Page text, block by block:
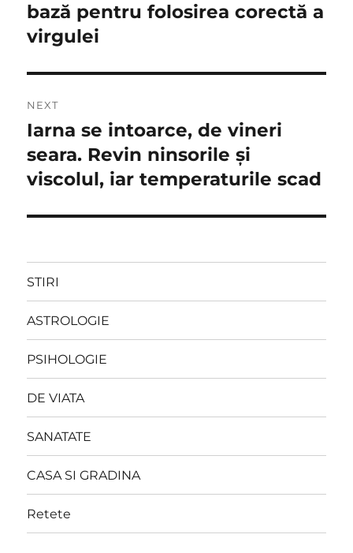
bază pentru folosirea corectă a
virgulei
NEXT
Next
post:
Iarna se intoarce, de vineri
seara. Revin ninsorile şi
viscolul, iar temperaturile scad
STIRI
ASTROLOGIE
PSIHOLOGIE
DE VIATA
SANATATE
CASA SI GRADINA
Retete